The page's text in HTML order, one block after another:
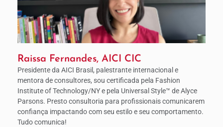
Raissa Fernandes, AICI CIC
Presidente da AICI Brasil, palestrante internacional e
mentora de consultores, sou certificada pela Fashion
Institute of Technology/NY e pela Universal Style™ de Alyce
Parsons. Presto consultoria para profissionais comunicarem
confiança impactando com seu estilo e seu comportamento.
Tudo comunica!